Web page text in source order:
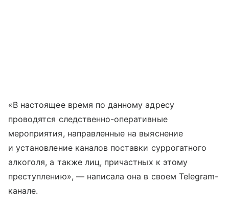
«В настоящее время по данному адресу
проводятся следственно-оперативные
мероприятия, направленные на выяснение
и установление каналов поставки суррогатного
алкоголя, а также лиц, причастных к этому
преступлению», — написала она в своем Telegram-
канале.